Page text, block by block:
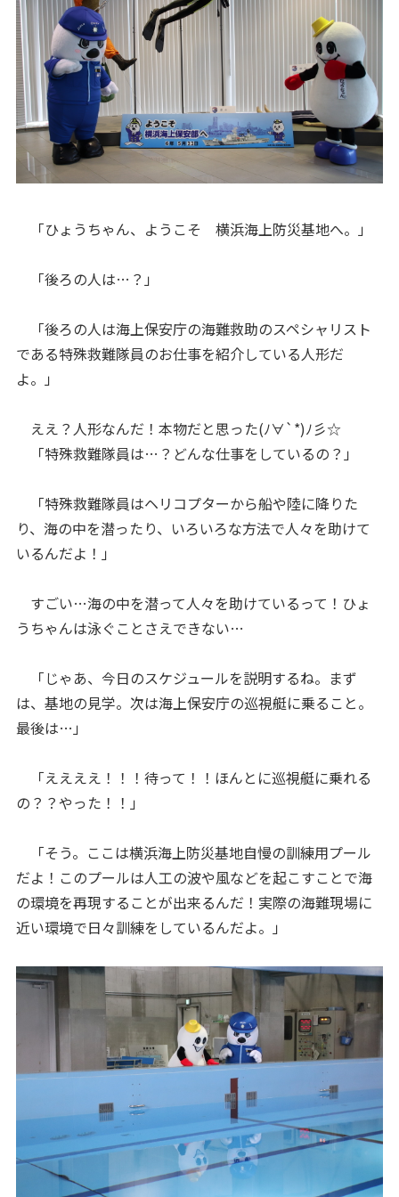
「ひょうちゃん、ようこそ 横浜海上防災基地へ。」
「後ろの人は…？」
「後ろの人は海上保安庁の海難救助のスペシャリスト
である特殊救難隊員のお仕事を紹介している人形だ
よ。」
ええ？人形なんだ！本物だと思った(ﾉ∀`*)ﾉ彡☆
「特殊救難隊員は…？どんな仕事をしているの？」
「特殊救難隊員はヘリコプターから船や陸に降りた
り、海の中を潜ったり、いろいろな方法で人々を助けて
いるんだよ！」
すごい…海の中を潜って人々を助けているって！ひょ
うちゃんは泳ぐことさえできない…
「じゃあ、今日のスケジュールを説明するね。まず
は、基地の見学。次は海上保安庁の巡視艇に乗ること。
最後は…」
「ええええ！！！待って！！ほんとに巡視艇に乗れる
の？？やった！！」
「そう。ここは横浜海上防災基地自慢の訓練用プール
だよ！このプールは人工の波や風などを起こすことで海
の環境を再現することが出来るんだ！実際の海難現場に
近い環境で日々訓練をしているんだよ。」